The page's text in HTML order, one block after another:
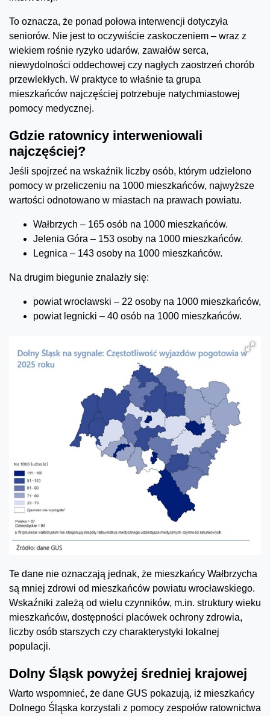
To oznacza, że ponad połowa interwencji dotyczyła
seniorów. Nie jest to oczywiście zaskoczeniem – wraz z
wiekiem rośnie ryzyko udarów, zawałów serca,
niewydolności oddechowej czy nagłych zaostrzeń chorób
przewlekłych. W praktyce to właśnie ta grupa
mieszkańców najczęściej potrzebuje natychmiastowej
pomocy medycznej.
Gdzie ratownicy interweniowali
najczęściej?
Jeśli spojrzeć na wskaźnik liczby osób, którym udzielono
pomocy w przeliczeniu na 1000 mieszkańców, najwyższe
wartości odnotowano w miastach na prawach powiatu.
Wałbrzych – 165 osób na 1000 mieszkańców.
Jelenia Góra – 153 osoby na 1000 mieszkańców.
Legnica – 143 osoby na 1000 mieszkańców.
Na drugim biegunie znalazły się:
powiat wrocławski – 22 osoby na 1000 mieszkańców,
powiat legnicki – 40 osób na 1000 mieszkańców.
Te dane nie oznaczają jednak, że mieszkańcy Wałbrzycha
są mniej zdrowi od mieszkańców powiatu wrocławskiego.
Wskaźniki zależą od wielu czynników, m.in. struktury wieku
mieszkańców, dostępności placówek ochrony zdrowia,
liczby osób starszych czy charakterystyki lokalnej
populacji.
Dolny Śląsk powyżej średniej krajowej
Warto wspomnieć, że dane GUS pokazują, iż mieszkańcy
Dolnego Śląska korzystali z pomocy zespołów ratownictwa